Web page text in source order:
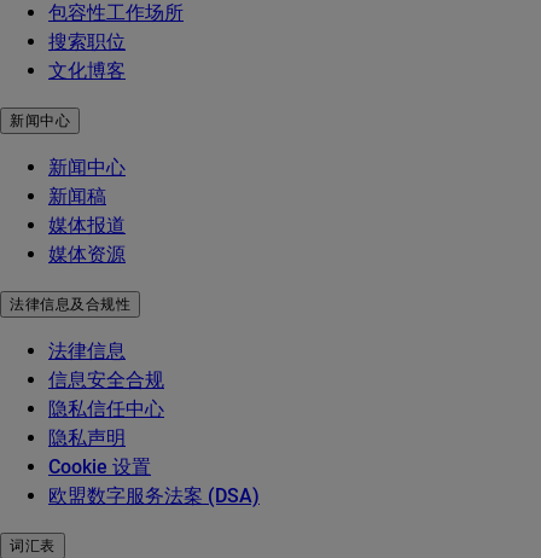
包容性工作场所
搜索职位
文化博客
新闻中心
新闻中心
新闻稿
媒体报道
媒体资源
法律信息及合规性
法律信息
信息安全合规
隐私信任中心
隐私声明
Cookie 设置
欧盟数字服务法案 (DSA)
词汇表